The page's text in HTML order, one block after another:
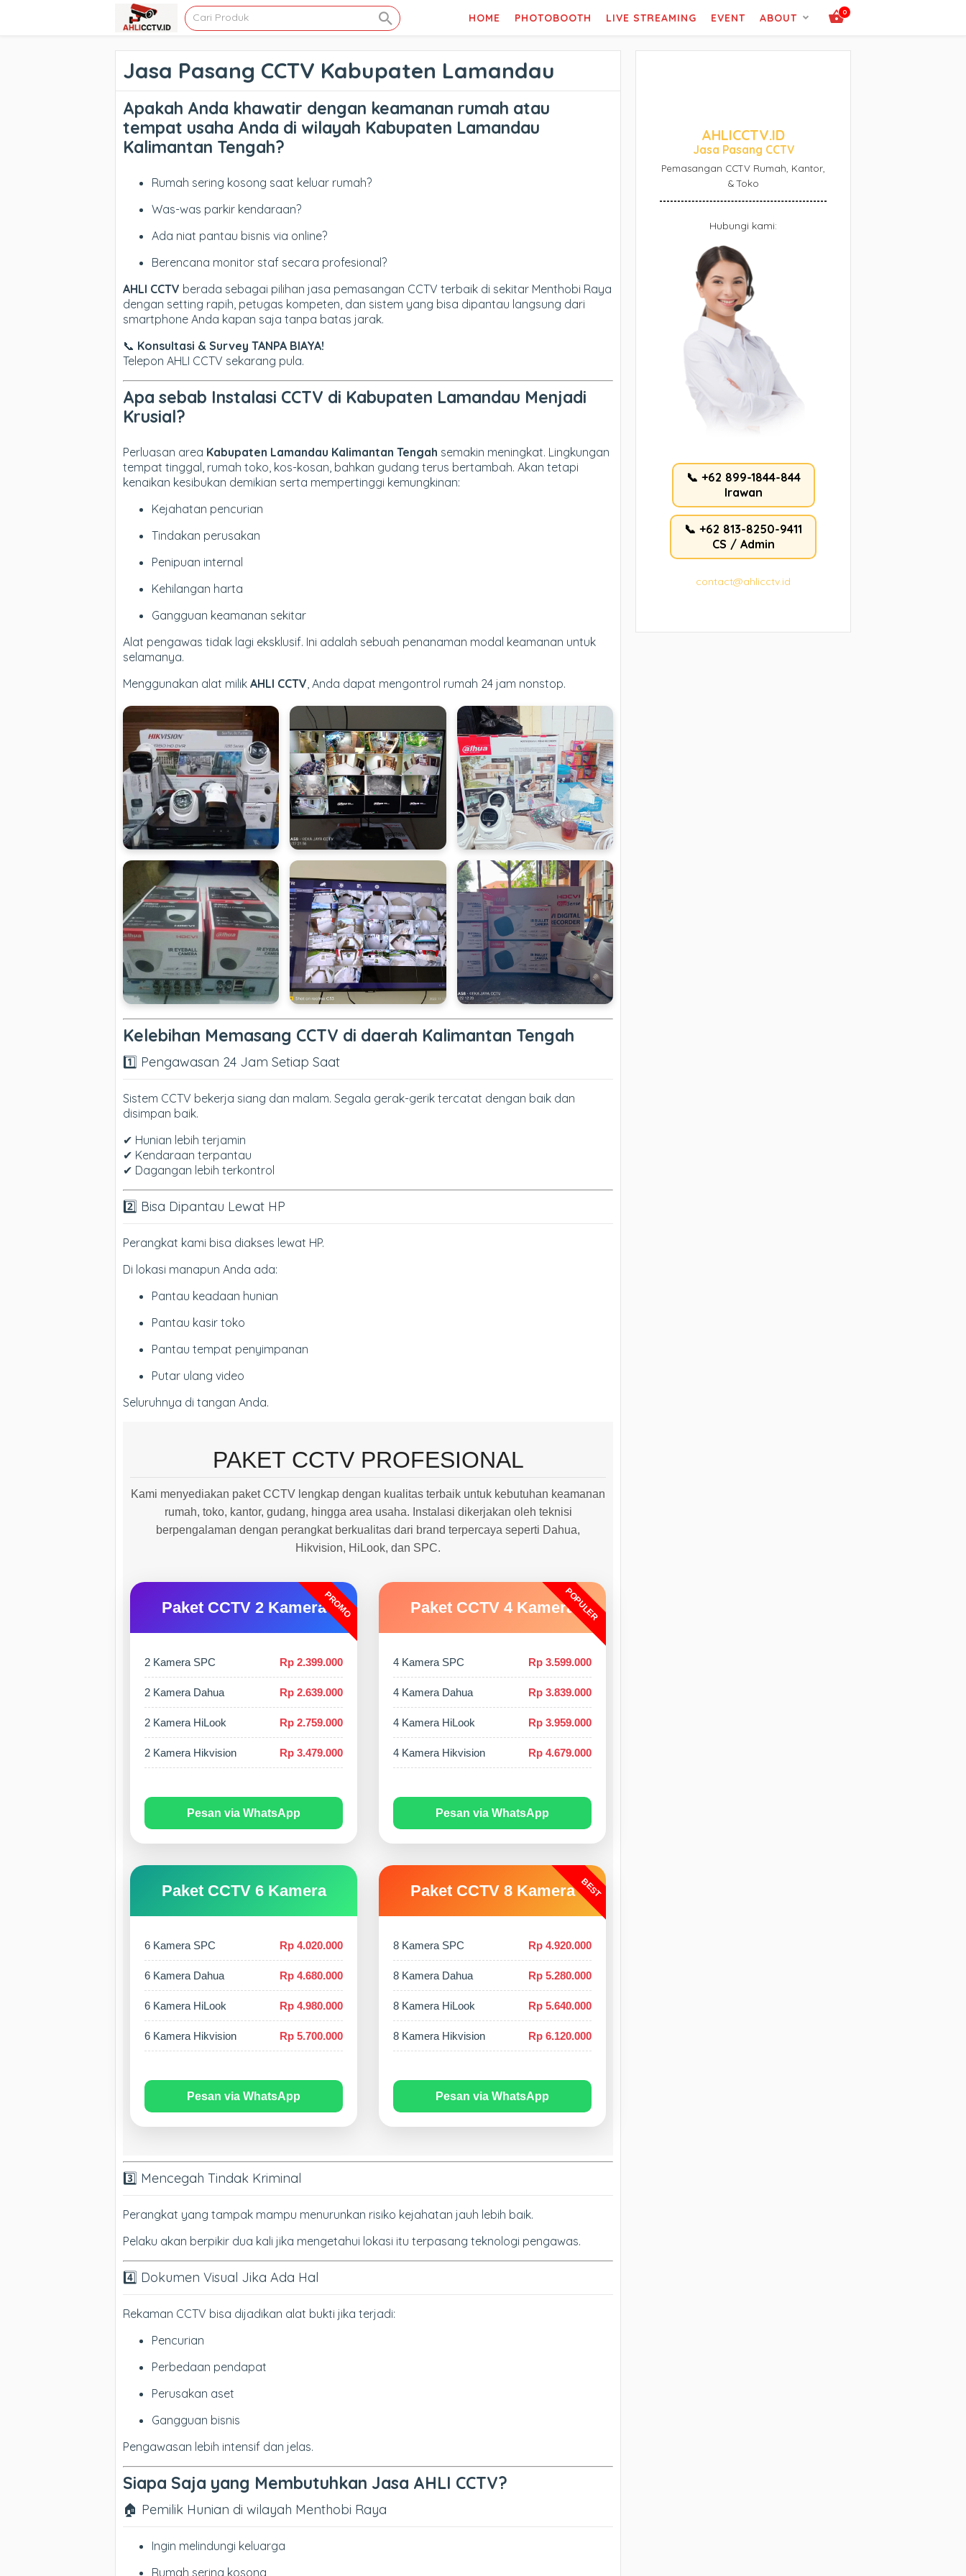
0
HOME PHOTOBOOTH LIVE STREAMING EVENT ABOUT
Jasa Pasang CCTV Kabupaten Lamandau
Apakah Anda khawatir dengan keamanan rumah atau
tempat usaha Anda di wilayah Kabupaten Lamandau
Kalimantan Tengah?
Rumah sering kosong saat keluar rumah?
Was-was parkir kendaraan?
Ada niat pantau bisnis via online?
Berencana monitor staf secara profesional?
AHLI CCTV berada sebagai pilihan jasa pemasangan CCTV terbaik di sekitar Menthobi Raya
dengan setting rapih, petugas kompeten, dan sistem yang bisa dipantau langsung dari
smartphone Anda kapan saja tanpa batas jarak.
📞 Konsultasi & Survey TANPA BIAYA!
Telepon AHLI CCTV sekarang pula.
Apa sebab Instalasi CCTV di Kabupaten Lamandau Menjadi
Krusial?
Perluasan area Kabupaten Lamandau Kalimantan Tengah semakin meningkat. Lingkungan
tempat tinggal, rumah toko, kos-kosan, bahkan gudang terus bertambah. Akan tetapi
kenaikan kesibukan demikian serta mempertinggi kemungkinan:
Kejahatan pencurian
Tindakan perusakan
Penipuan internal
Kehilangan harta
Gangguan keamanan sekitar
Alat pengawas tidak lagi eksklusif. Ini adalah sebuah penanaman modal keamanan untuk
selamanya.
Menggunakan alat milik AHLI CCTV, Anda dapat mengontrol rumah 24 jam nonstop.
Kelebihan Memasang CCTV di daerah Kalimantan Tengah
1️⃣ Pengawasan 24 Jam Setiap Saat
Sistem CCTV bekerja siang dan malam. Segala gerak-gerik tercatat dengan baik dan
disimpan baik.
✔ Hunian lebih terjamin
✔ Kendaraan terpantau
✔ Dagangan lebih terkontrol
2️⃣ Bisa Dipantau Lewat HP
Perangkat kami bisa diakses lewat HP.
Di lokasi manapun Anda ada:
Pantau keadaan hunian
Pantau kasir toko
Pantau tempat penyimpanan
Putar ulang video
Seluruhnya di tangan Anda.
PAKET CCTV PROFESIONAL
Kami menyediakan paket CCTV lengkap dengan kualitas terbaik untuk kebutuhan keamanan
rumah, toko, kantor, gudang, hingga area usaha. Instalasi dikerjakan oleh teknisi
berpengalaman dengan perangkat berkualitas dari brand terpercaya seperti Dahua,
Hikvision, HiLook, dan SPC.
PROMO
Paket CCTV 2 Kamera
2 Kamera SPC Rp 2.399.000
2 Kamera Dahua Rp 2.639.000
2 Kamera HiLook Rp 2.759.000
2 Kamera Hikvision Rp 3.479.000
Pesan via WhatsApp
POPULER
Paket CCTV 4 Kamera
4 Kamera SPC Rp 3.599.000
4 Kamera Dahua Rp 3.839.000
4 Kamera HiLook Rp 3.959.000
4 Kamera Hikvision Rp 4.679.000
Pesan via WhatsApp
Paket CCTV 6 Kamera
6 Kamera SPC Rp 4.020.000
6 Kamera Dahua Rp 4.680.000
6 Kamera HiLook Rp 4.980.000
6 Kamera Hikvision Rp 5.700.000
Pesan via WhatsApp
BEST
Paket CCTV 8 Kamera
8 Kamera SPC Rp 4.920.000
8 Kamera Dahua Rp 5.280.000
8 Kamera HiLook Rp 5.640.000
8 Kamera Hikvision Rp 6.120.000
Pesan via WhatsApp
3️⃣ Mencegah Tindak Kriminal
Perangkat yang tampak mampu menurunkan risiko kejahatan jauh lebih baik.
Pelaku akan berpikir dua kali jika mengetahui lokasi itu terpasang teknologi pengawas.
4️⃣ Dokumen Visual Jika Ada Hal
Rekaman CCTV bisa dijadikan alat bukti jika terjadi:
Pencurian
Perbedaan pendapat
Perusakan aset
Gangguan bisnis
Pengawasan lebih intensif dan jelas.
Siapa Saja yang Membutuhkan Jasa AHLI CCTV?
🏠 Pemilik Hunian di wilayah Menthobi Raya
Ingin melindungi keluarga
Rumah sering kosong
AHLICCTV.ID
Jasa Pasang CCTV
Pemasangan CCTV Rumah, Kantor,
& Toko
Hubungi kami:
📞 +62 899-1844-844
Irawan
📞 +62 813-8250-9411
CS / Admin
contact@ahlicctv.id